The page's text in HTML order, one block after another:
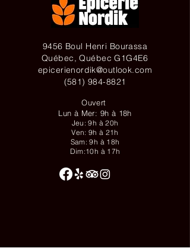
9456 Boul Henri Bourassa
Québec, Québec G1G4E6
epicerienordik@outlook.com
(581) 984-8821
Ouvert
Lun à Mer: 9h à 18h
Jeu: 9h à 20h
Ven: 9h à 21h
Sam: 9h à 18h
Dim:10h à 17h